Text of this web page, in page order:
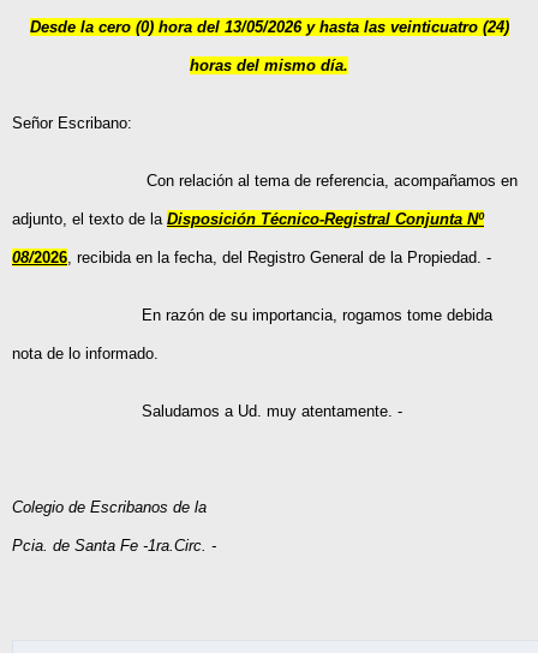
Desde la cero (0) hora del 13/05/2026 y hasta las veinticuatro (24)
horas del mismo día.
Señor Escribano:
Con relación al tema de referencia, acompañamos en
adjunto, el texto de la Disposición Técnico-Registral Conjunta Nº
08/2026, recibida en la fecha, del Registro General de la Propiedad. -
En razón de su importancia, rogamos tome debida
nota de lo informado.
Saludamos a Ud. muy atentamente. -
Colegio de Escribanos de la
Pcia. de Santa Fe -1ra.Circ. -